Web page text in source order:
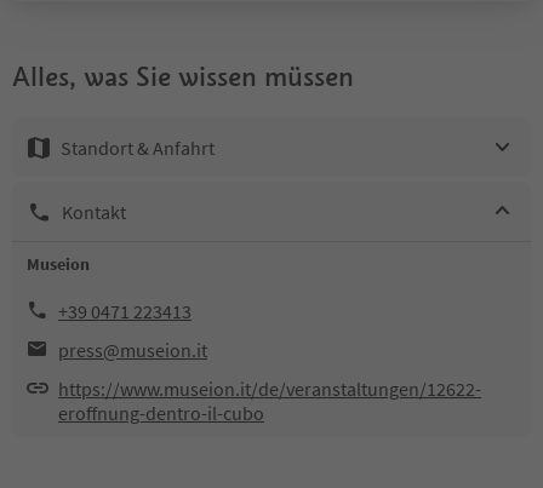
Alles, was Sie wissen müssen
Standort & Anfahrt
Kontakt
Museion
+39 0471 223413
press@museion.it
https://www.museion.it/de/veranstaltungen/12622-
eroffnung-dentro-il-cubo